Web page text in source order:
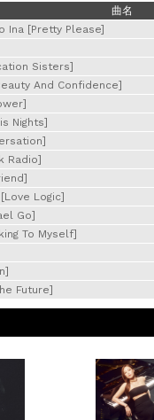
曲名
Ina [Pretty Please]
Sisters]
And Confidence]
Nights]
Radio]
[Love Logic]
Go]
To Myself]
Future]